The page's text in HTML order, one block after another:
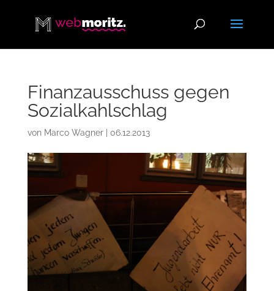
Finanzausschuss gegen
Sozialkahlschlag
von Marco Wagner| 06.12.2013